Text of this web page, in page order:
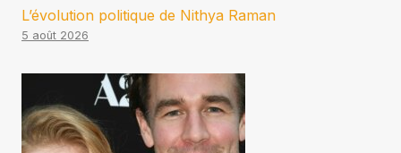
L’évolution politique de Nithya Raman
5 août 2026